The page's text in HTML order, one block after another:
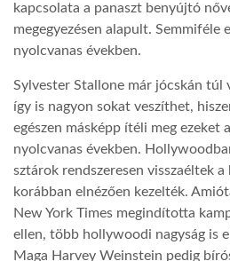
DOBRAVERO.HU
LATIMO.HU
GLOBOBOOK
kapcsolata a panaszt benyújtó
megegyezésen alapult. Semmiféle
nyolcvanas években.
Sylvester Stallone már jócskán túl
így is nagyon sokat veszíthet,
egészen másképp ítéli meg ezeket
nyolcvanas években.
sztárok rendszeresen visszaéltek
korábban elnézően kezelték.
New York Times megindította
ellen, több hollywoodi nagyság is
Maga Harvey Weinstein pedig